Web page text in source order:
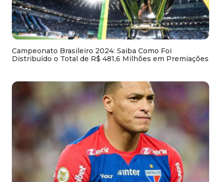
Campeonato Brasileiro 2024: Saiba Como Foi
Distribuído o Total de R$ 481,6 Milhões em Premiações